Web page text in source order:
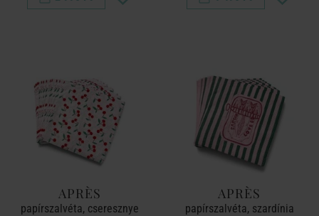
APRÈS
papírszalvéta, cseresznye
APRÈS
papírszalvéta, szardínia